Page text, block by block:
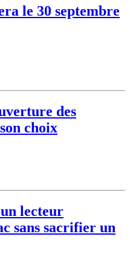
le 30 septembre
des
choix
lecteur
sans sacrifier un